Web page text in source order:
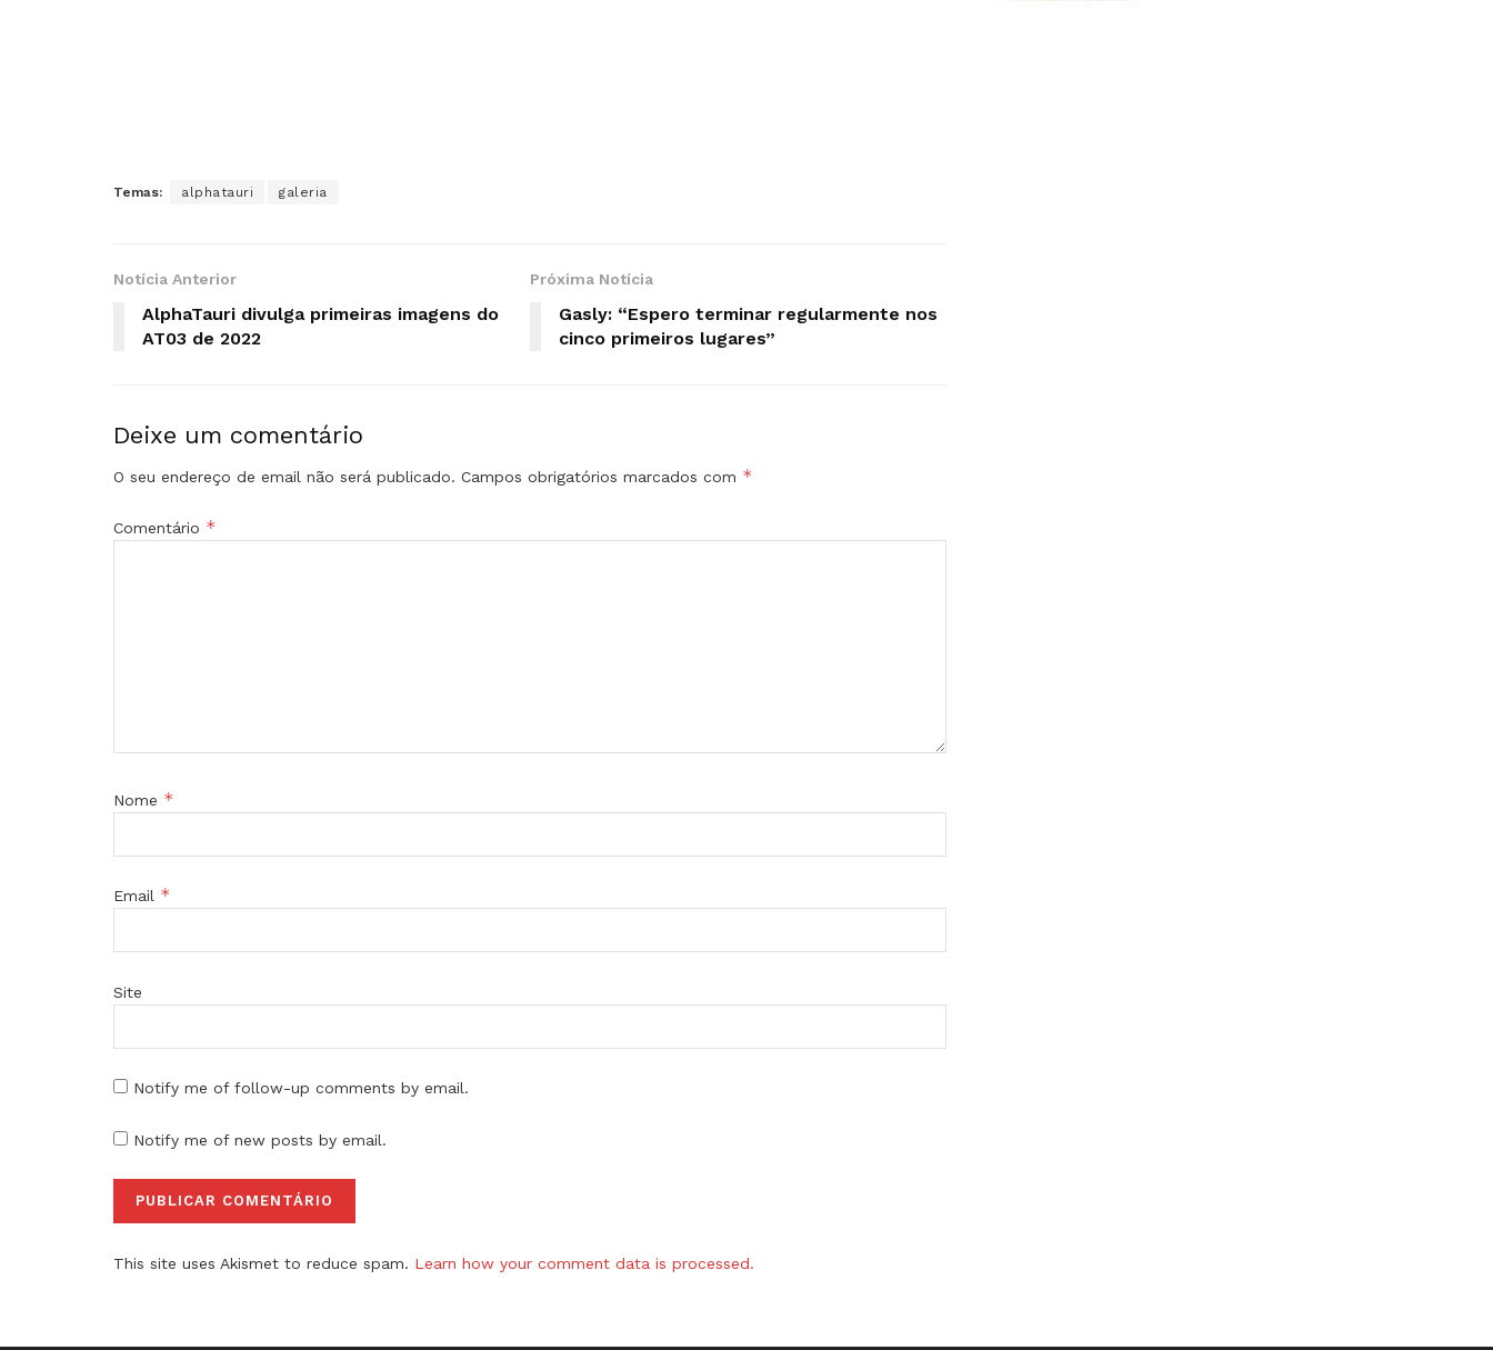
Temas: alphatauri galeria
Notícia Anterior
AlphaTauri divulga primeiras imagens do
AT03 de 2022
Próxima Notícia
Gasly: “Espero terminar regularmente nos
cinco primeiros lugares”
Deixe um comentário
O seu endereço de email não será publicado. Campos obrigatórios marcados com *
Comentário *
Nome *
Email *
Site
Notify me of follow-up comments by email.
Notify me of new posts by email.
This site uses Akismet to reduce spam. Learn how your comment data is processed.